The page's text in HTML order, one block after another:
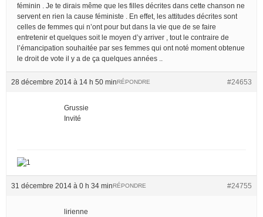
féminin . Je te dirais même que les filles décrites dans cette chanson ne
servent en rien la cause féministe . En effet, les attitudes décrites sont
celles de femmes qui n’ont pour but dans la vie que de se faire
entretenir et quelques soit le moyen d’y arriver , tout le contraire de
l’émancipation souhaitée par ses femmes qui ont noté moment obtenue
le droit de vote il y a de ça quelques années ..
28 décembre 2014 à 14 h 50 min #24653
RÉPONDRE
Grussie
Invité
31 décembre 2014 à 0 h 34 min #24755
RÉPONDRE
lirienne